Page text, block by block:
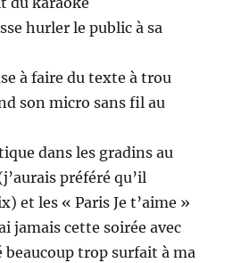
hurler le public à sa
à faire du texte à trou
son micro sans fil au
dans les gradins au
préféré qu’il
et les « Paris Je t’aime »
jamais cette soirée avec
beaucoup trop surfait à ma